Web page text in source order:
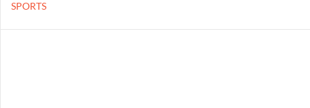
SPORTS